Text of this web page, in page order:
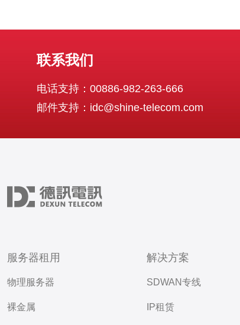
联系我们
电话支持：00886-982-263-666
邮件支持：idc@shine-telecom.com
服务器租用
物理服务器
裸金属
解决方案
SDWAN专线
IP租赁